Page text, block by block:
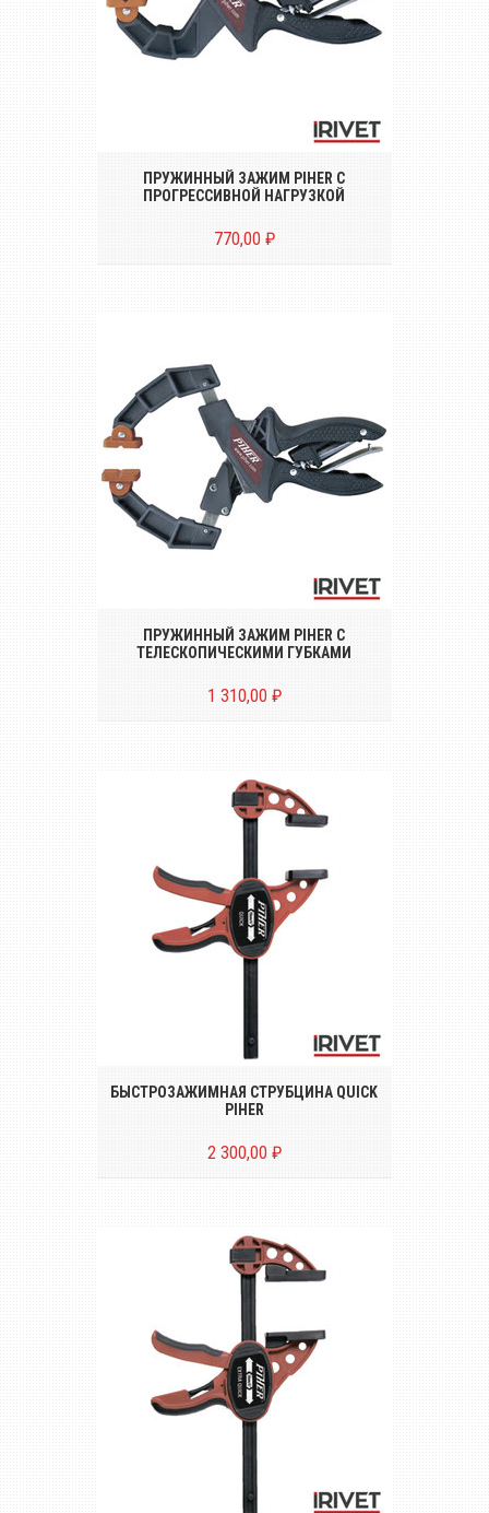
фиксатором и прогрессивной нагрузкой
ПРУЖИННЫЙ ЗАЖИМ PIHER С
ПРОГРЕССИВНОЙ НАГРУЗКОЙ
770,00 ₽
Пластиковый пружинный зажим Piher с
ПРУЖИННЫЙ ЗАЖИМ PIHER С
ТЕЛЕСКОПИЧЕСКИМИ ГУБКАМИ
1 310,00 ₽
кг
БЫСТРОЗАЖИМНАЯ СТРУБЦИНА QUICK
PIHER
2 300,00 ₽
фиксацией, увеличенными губками и
усилием до 150 кг